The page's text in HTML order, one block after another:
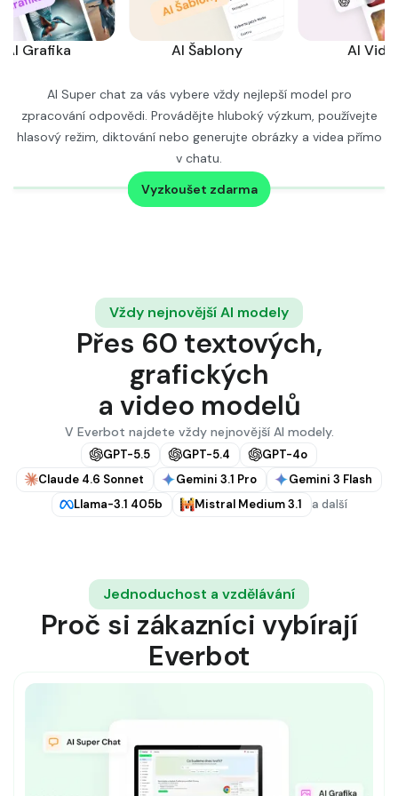
AI Šablony AI Video
AI Super chat za vás vybere vždy nejlepší model pro
zpracování odpovědi. Provádějte hluboký výzkum, používejte
hlasový režim, diktování nebo generujte obrázky a videa přímo
v chatu.
Zjistěte více →
Vyzkoušet zdarma
Vždy nejnovější AI modely
Přes 60 textových,
grafických
a video modelů
V Everbot najdete vždy nejnovější AI modely.
GPT-5.5 GPT-5.4
GPT-4o
Claude 4.6 Sonnet
Gemini 3.1 Pro
Gemini 3 Flash
Llama-3.1 405b
Mistral Medium 3.1 a další
Jednoduchost a vzdělávání
Proč si zákazníci vybírají
Everbot